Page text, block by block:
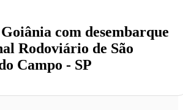
Goiânia com desembarque
Rodoviário de São
Campo - SP